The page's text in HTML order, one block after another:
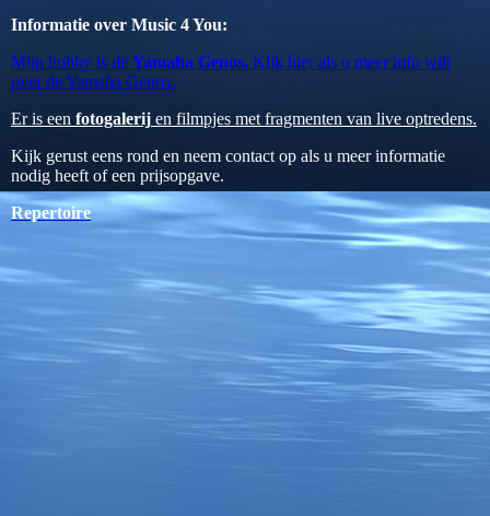
Informatie over Music 4 You:
Mijn hobby is de Yamaha Genos. Klik hier als u meer info wilt
over de Yamaha Genos.
Er is een fotogalerij en filmpjes met fragmenten van live optredens.
Kijk gerust eens rond en neem contact op als u meer informatie
nodig heeft of een prijsopgave.
Repertoire